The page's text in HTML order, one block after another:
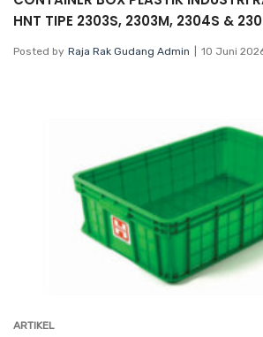
HNT TIPE 2303S, 2303M, 2304S &
Posted by Raja Rak Gudang Admin 10 Juni
ARTIKEL